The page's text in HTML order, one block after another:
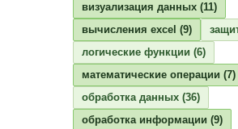
визуализация данных (11)
вычисления excel (9)
логические функции (6)
математические операции (7)
обработка данных (36)
обработка информации (9)